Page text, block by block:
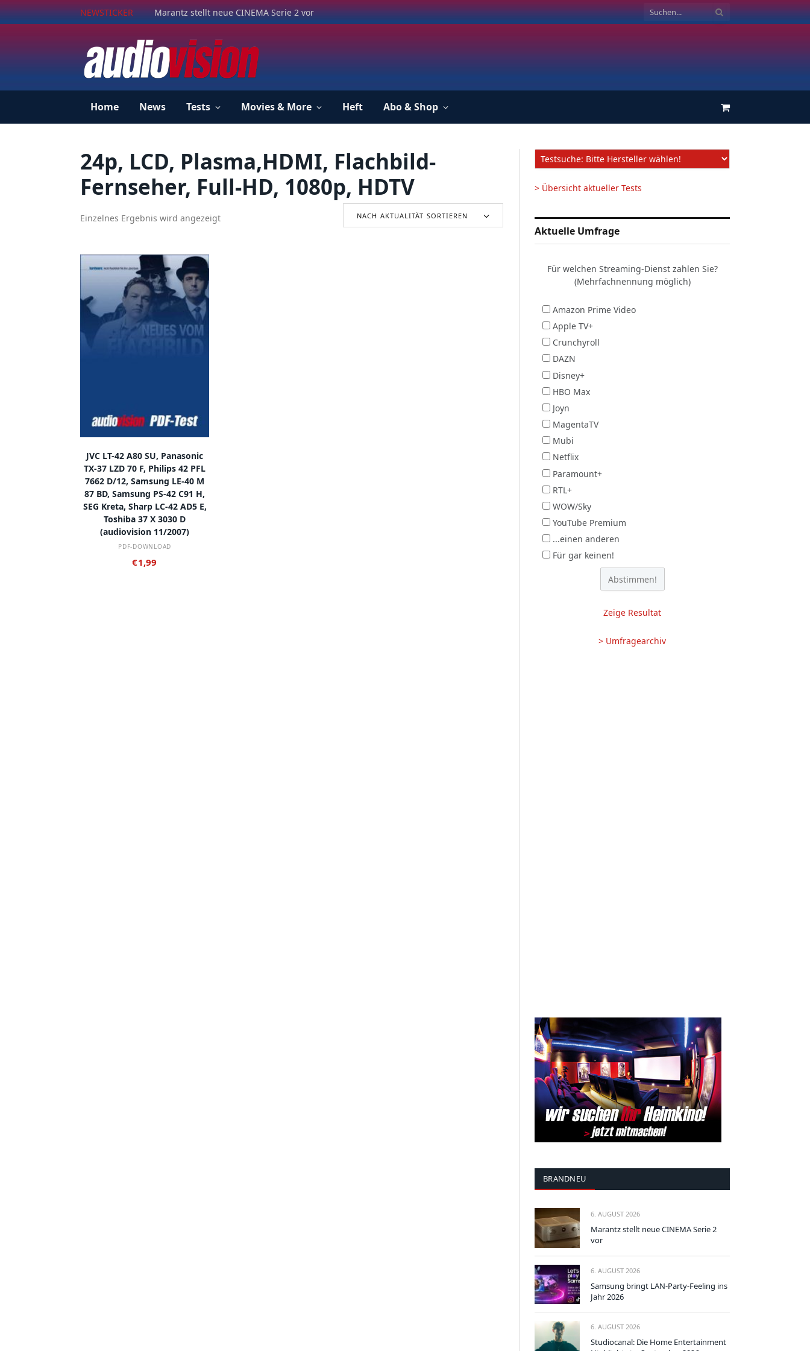
NEWSTICKER Marantz stellt neue CINEMA Serie 2 vor
Home News Tests Movies & More Heft Abo & Shop Einkaufswagen
24p, LCD, Plasma,HDMI, Flachbild-
Fernseher, Full-HD, 1080p, HDTV
Einzelnes Ergebnis wird angezeigt NACH AKTUALITÄT SORTIEREN
JVC LT-42 A80 SU, Panasonic
TX-37 LZD 70 F, Philips 42 PFL
7662 D/12, Samsung LE-40 M
87 BD, Samsung PS-42 C91 H,
SEG Kreta, Sharp LC-42 AD5 E,
Toshiba 37 X 3030 D
(audiovision 11/2007)
PDF-DOWNLOAD
€1,99
> Übersicht aktueller Tests
Aktuelle Umfrage
Für welchen Streaming-Dienst zahlen Sie?
(Mehrfachnennung möglich)
Amazon Prime Video
Apple TV+
Crunchyroll
DAZN
Disney+
HBO Max
Joyn
MagentaTV
Mubi
Netflix
Paramount+
RTL+
WOW/Sky
YouTube Premium
...einen anderen
Für gar keinen!
Zeige Resultat
> Umfragearchiv
BRANDNEU
6. AUGUST 2026
Marantz stellt neue CINEMA Serie 2
vor
6. AUGUST 2026
Samsung bringt LAN-Party-Feeling ins
Jahr 2026
6. AUGUST 2026
Studiocanal: Die Home Entertainment